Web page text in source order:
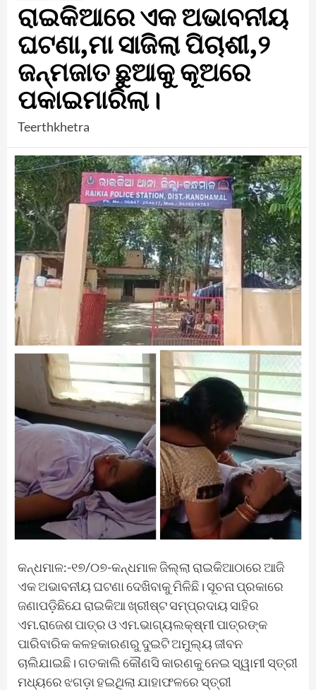
ରାଇକିଆରେ ଏକ ଅଭାବନୀୟ
ଘଟଣା,ମା ସାଜିଲା ପିଚାଶୀ,୨
ଜନ୍ମଜାତ ଛୁଆକୁ କୂଅରେ
ପକାଇମାରିଲା।
Teerthkhetra
କନ୍ଧମାଳ:-୧୭/୦୭-କନ୍ଧମାଳ ଜିଲ୍ଲା ରାଇକିଆଠାରେ ଆଜି
ଏକ ଅଭାବନୀୟ ଘଟଣା ଦେଖିବାକୁ ମିଳିଛି। ସୂଚନା ପ୍ରକାରେ
ଜଣାପଡ଼ିଛିଯେ ରାଇକିଆ ଖ୍ରୀଷ୍ଟ ସମ୍ପ୍ରଦାୟ ସାହିର
ଏମ.ରାଜେଶ ପାତ୍ର ଓ ଏମ.ଭାଗ୍ୟଲକ୍ଷ୍ମୀ ପାତ୍ରଙ୍କ
ପାରିବାରିକ କଳହକାରଣରୁ ଦୁଇଟି ଅମୁଲ୍ୟ ଜୀବନ
ଚାଲିଯାଇଛି। ଗତକାଲି କୌଣସି କାରଣକୁ ନେଇ ସ୍ୱାମୀ ସ୍ତ୍ରୀ
ମଧ୍ୟରେ ଝଗଡ଼ା ହଇଥିଲା ଯାହାଫଳରେ ସ୍ତ୍ରୀ